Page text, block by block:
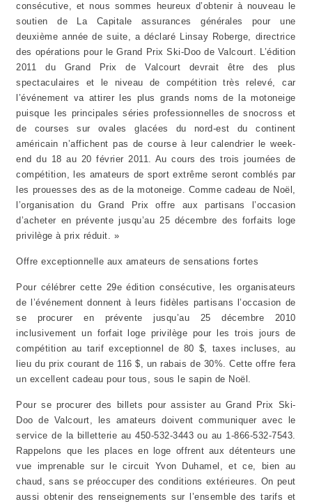
consécutive, et nous sommes heureux d’obtenir à nouveau le
soutien de La Capitale assurances générales pour une
deuxième année de suite, a déclaré Linsay Roberge, directrice
des opérations pour le Grand Prix Ski-Doo de Valcourt. L’édition
2011 du Grand Prix de Valcourt devrait être des plus
spectaculaires et le niveau de compétition très relevé, car
l’événement va attirer les plus grands noms de la motoneige
puisque les principales séries professionnelles de snocross et
de courses sur ovales glacées du nord-est du continent
américain n’affichent pas de course à leur calendrier le week-
end du 18 au 20 février 2011. Au cours des trois journées de
compétition, les amateurs de sport extrême seront comblés par
les prouesses des as de la motoneige. Comme cadeau de Noël,
l’organisation du Grand Prix offre aux partisans l’occasion
d’acheter en prévente jusqu’au 25 décembre des forfaits loge
privilège à prix réduit. »
Offre exceptionnelle aux amateurs de sensations fortes
Pour célébrer cette 29e édition consécutive, les organisateurs
de l’événement donnent à leurs fidèles partisans l’occasion de
se procurer en prévente jusqu’au 25 décembre 2010
inclusivement un forfait loge privilège pour les trois jours de
compétition au tarif exceptionnel de 80 $, taxes incluses, au
lieu du prix courant de 116 $, un rabais de 30%. Cette offre fera
un excellent cadeau pour tous, sous le sapin de Noël.
Pour se procurer des billets pour assister au Grand Prix Ski-
Doo de Valcourt, les amateurs doivent communiquer avec le
service de la billetterie au 450-532-3443 ou au 1-866-532-7543.
Rappelons que les places en loge offrent aux détenteurs une
vue imprenable sur le circuit Yvon Duhamel, et ce, bien au
chaud, sans se préoccuper des conditions extérieures. On peut
aussi obtenir des renseignements sur l’ensemble des tarifs et